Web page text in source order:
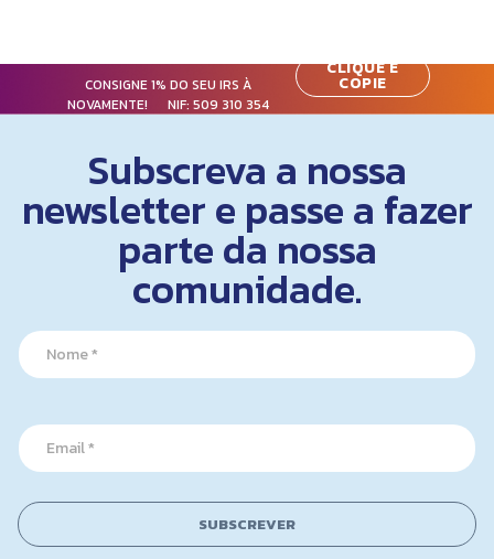
CONSIGNE 1% DO SEU IRS À
NOVAMENTE! NIF:509 310 354
CLIQUE E
COPIE
Subscreva a nossa
newsletter e passe a fazer
parte da nossa
comunidade.
N
a
m
*
a
m
E
m
a
E
m
a
l
*
SUBSCREVER